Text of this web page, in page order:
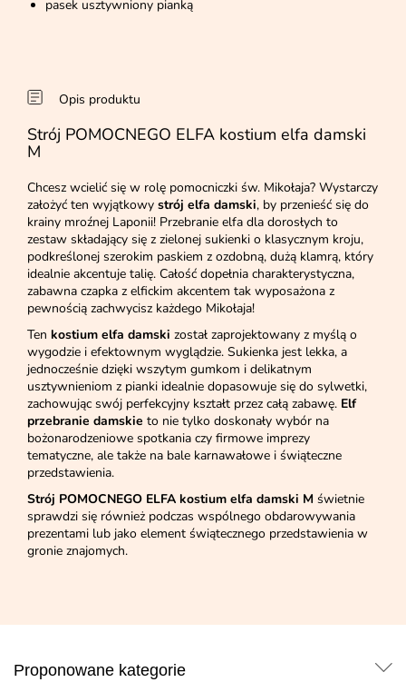
pasek usztywniony pianką
Opis produktu
Strój POMOCNEGO ELFA kostium elfa damski
M
Chcesz wcielić się w rolę pomocniczki św. Mikołaja? Wystarczy
założyć ten wyjątkowy strój elfa damski, by przenieść się do
krainy mroźnej Laponii! Przebranie elfa dla dorosłych to
zestaw składający się z zielonej sukienki o klasycznym kroju,
podkreślonej szerokim paskiem z ozdobną, dużą klamrą, który
idealnie akcentuje talię. Całość dopełnia charakterystyczna,
zabawna czapka z elfickim akcentem tak wyposażona z
pewnością zachwycisz każdego Mikołaja!
Ten kostium elfa damski został zaprojektowany z myślą o
wygodzie i efektownym wyglądzie. Sukienka jest lekka, a
jednocześnie dzięki wszytym gumkom i delikatnym
usztywnieniom z pianki idealnie dopasowuje się do sylwetki,
zachowując swój perfekcyjny kształt przez całą zabawę. Elf
przebranie damskie to nie tylko doskonały wybór na
bożonarodzeniowe spotkania czy firmowe imprezy
tematyczne, ale także na bale karnawałowe i świąteczne
przedstawienia.
Strój POMOCNEGO ELFA kostium elfa damski M świetnie
sprawdzi się również podczas wspólnego obdarowywania
prezentami lub jako element świątecznego przedstawienia w
gronie znajomych.
Proponowane kategorie